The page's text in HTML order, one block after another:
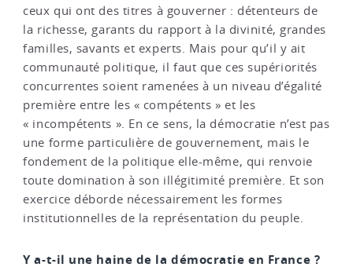
ceux qui ont des titres à gouverner : détenteurs de
la richesse, garants du rapport à la divinité, grandes
familles, savants et experts. Mais pour qu’il y ait
communauté politique, il faut que ces supériorités
concurrentes soient ramenées à un niveau d’égalité
première entre les « compétents » et les
« incompétents ». En ce sens, la démocratie n’est pas
une forme particulière de gouvernement, mais le
fondement de la politique elle-même, qui renvoie
toute domination à son illégitimité première. Et son
exercice déborde nécessairement les formes
institutionnelles de la représentation du peuple.
Y a-t-il une haine de la démocratie en France ?